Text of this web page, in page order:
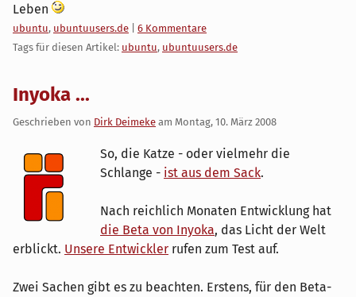
Leben
Kategorien:
ubuntu, ubuntuusers.de
6 Kommentare
Tags für diesen Artikel: ubuntu, ubuntuusers.de
Inyoka ...
Geschrieben von Dirk Deimeke am Montag, 10. März 2008
So, die Katze - oder vielmehr die
Schlange - ist aus dem Sack.
Nach reichlich Monaten Entwicklung hat
die Beta von Inyoka, das Licht der Welt
erblickt. Unsere Entwickler rufen zum Test auf.
Zwei Sachen gibt es zu beachten. Erstens, für den Beta-